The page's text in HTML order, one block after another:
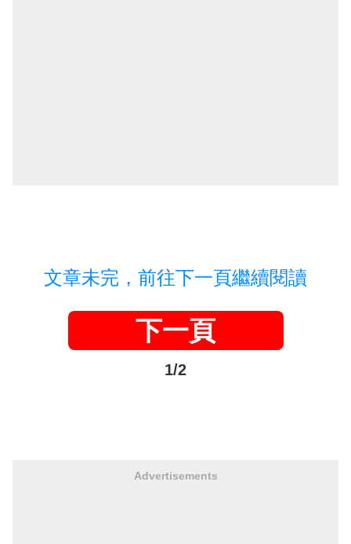
文章未完，前往下一頁繼續閱讀
下一頁
1/2
Advertisements